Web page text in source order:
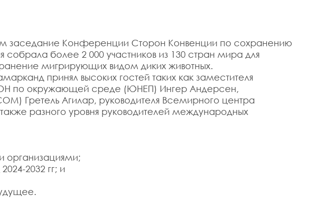
м заседание Конференции Сторон Конвенции по сохранению
более 2 000 участников из 130 стран мира для
мигрирующих видом диких животных.
принял высоких гостей таких как заместителя
по окружающей среде (ЮНЕП) Ингер Андерсен,
Гретель Агилар, руководителя Всемирного центра
разного уровня руководителей международных
организациями;
2032 гг; и